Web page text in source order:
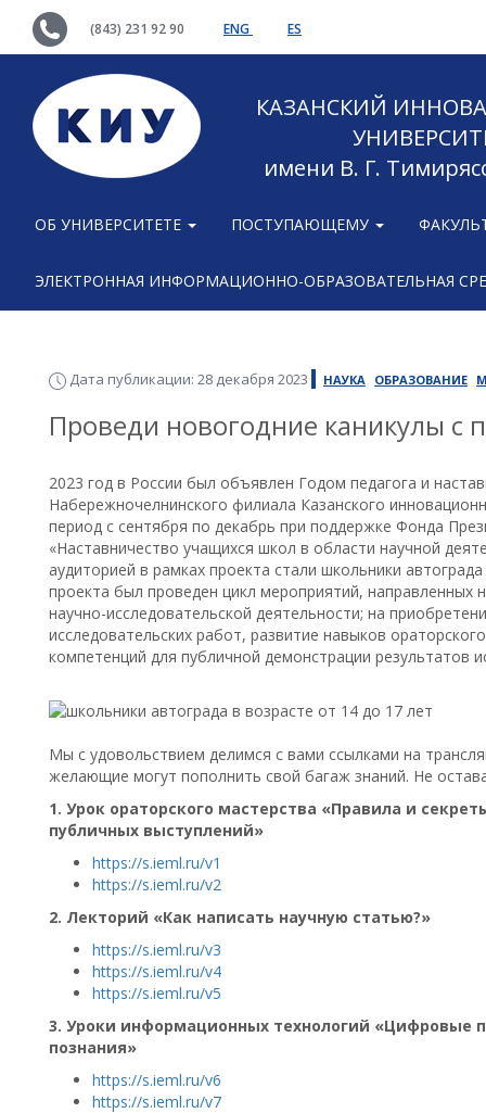
(843) 231 92 90 ENG ES
КАЗАНСКИЙ
имени В. Г.
ОБ УНИВЕРСИТЕТЕ ПОСТУПАЮЩЕМУ
ЭЛЕКТРОННАЯ ИНФОРМАЦИОННО-ОБРАЗОВАТЕЛЬНАЯ
Дата публикации: 28 декабря 2023 НАУКА ОБРАЗОВАНИЕ
Проведи новогодние каникулы с
2023 год в России был объявлен Годом педагога и
Набережночелнинского филиала Казанского
период с сентября по декабрь при поддержке Фонда
«Наставничество учащихся школ в области научной
аудиторией в рамках проекта стали школьники
проекта был проведен цикл мероприятий,
научно-исследовательской деятельности; на
исследовательских работ, развитие навыков
компетенций для публичной демонстрации результатов
Мы с удовольствием делимся с вами ссылками на
желающие могут пополнить свой багаж знаний. Не
1. Урок ораторского мастерства «Правила и
публичных выступлений»
https://s.ieml.ru/v1
https://s.ieml.ru/v2
2. Лекторий «Как написать научную статью?»
https://s.ieml.ru/v3
https://s.ieml.ru/v4
https://s.ieml.ru/v5
3. Уроки информационных технологий «Цифровые
познания»
https://s.ieml.ru/v6
https://s.ieml.ru/v7